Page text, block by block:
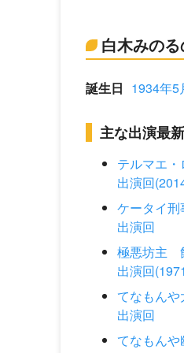
白木みの
誕生日 1934年5
主な出演最
テルマエ・
出演回
ケータイ
出演回
極悪坊主
出演回
てなもんや
出演回
てなもんや